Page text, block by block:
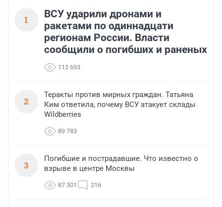
1
ВСУ ударили дронами и
ракетами по одиннадцати
регионам России. Власти
сообщили о погибших и раненых
112 693
2
Теракты против мирных граждан. Татьяна
Ким ответила, почему ВСУ атакует склады
Wildberries
89 783
3
Погибшие и пострадавшие. Что известно о
взрыве в центре Москвы
87 301 216